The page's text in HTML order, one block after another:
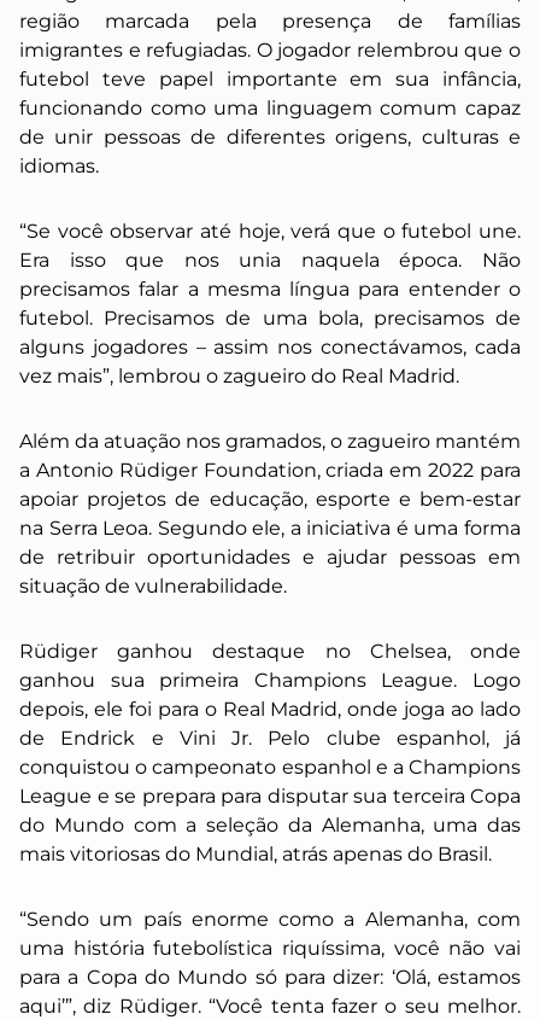
região marcada pela presença de famílias
imigrantes e refugiadas. O jogador relembrou que o
futebol teve papel importante em sua infância,
funcionando como uma linguagem comum capaz
de unir pessoas de diferentes origens, culturas e
idiomas.
“Se você observar até hoje, verá que o futebol une.
Era isso que nos unia naquela época. Não
precisamos falar a mesma língua para entender o
futebol. Precisamos de uma bola, precisamos de
alguns jogadores – assim nos conectávamos, cada
vez mais”, lembrou o zagueiro do Real Madrid.
Além da atuação nos gramados, o zagueiro mantém
a Antonio Rüdiger Foundation, criada em 2022 para
apoiar projetos de educação, esporte e bem-estar
na Serra Leoa. Segundo ele, a iniciativa é uma forma
de retribuir oportunidades e ajudar pessoas em
situação de vulnerabilidade.
Rüdiger ganhou destaque no Chelsea, onde
ganhou sua primeira Champions League. Logo
depois, ele foi para o Real Madrid, onde joga ao lado
de Endrick e Vini Jr. Pelo clube espanhol, já
conquistou o campeonato espanhol e a Champions
League e se prepara para disputar sua terceira Copa
do Mundo com a seleção da Alemanha, uma das
mais vitoriosas do Mundial, atrás apenas do Brasil.
“Sendo um país enorme como a Alemanha, com
uma história futebolística riquíssima, você não vai
para a Copa do Mundo só para dizer: ‘Olá, estamos
aqui’”, diz Rüdiger. “Você tenta fazer o seu melhor.